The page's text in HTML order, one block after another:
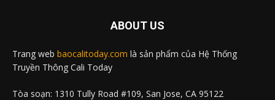
ABOUT US
Trang web baocalitoday.com là sản phẩm của Hệ Thống
Truyền Thông Cali Today
Tòa soạn: 1310 Tully Road #109, San Jose, CA 95122